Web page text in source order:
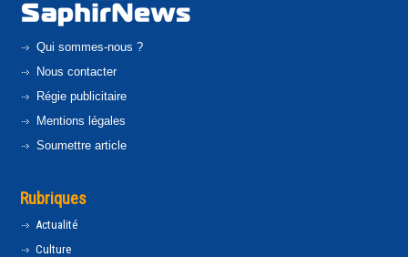
Qui sommes-nous ?
Nous contacter
Régie publicitaire
Mentions légales
Soumettre article
Rubriques
Actualité
Culture